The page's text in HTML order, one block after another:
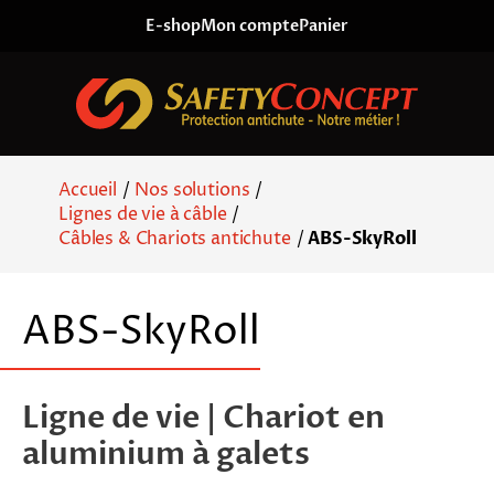
E-shopMon comptePanier
Accueil / Nos solutions /
Lignes de vie à câble /
Câbles & Chariots antichute /ABS-SkyRoll
ABS-SkyRoll
Ligne de vie | Chariot en
aluminium à galets